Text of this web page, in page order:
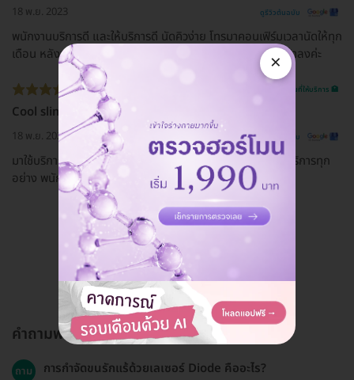
18 พ.ย. 2023 ดูรีวิวต้นฉบับ
พนักงานบริการดี และให้บริการดี นัดคิวง่าย โทรมาคอนเฟิร์มเวลานัดให้ทุก
เดือน หลังจากมาทำทุกเดือนติดต่อกันประมาณ5เดือน ขนขึ้นช้าลงค่ะ
รีวิวสถานที่ให้บริการ 🏥
Cool slim
18 พ.ย. 2023 ดูรีวิวต้นฉบับ
มาใช้บริการบริการครั้งแรก ที่สาขาซีคอนบางแค ประทับใจการบริการทุก
อย่าง พนักงานใส่ใจและให้ข้อมูลเป็นอย่างดี ❤️
ดูรีวิวทั้งหมด
คำถามพบบ่อย
ถาม การกำจัดขนรักแร้ด้วยเลเซอร์ Diode คืออะไร?
×